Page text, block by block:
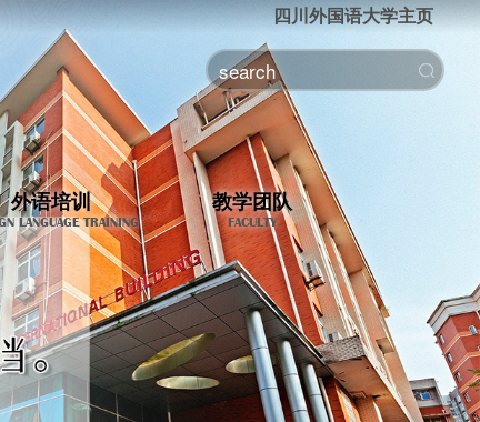
四川外国语大学主页
外语培训
LANGUAGE TRAINING
教学团队
FACULTY